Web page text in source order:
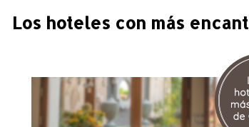
Los hoteles con más